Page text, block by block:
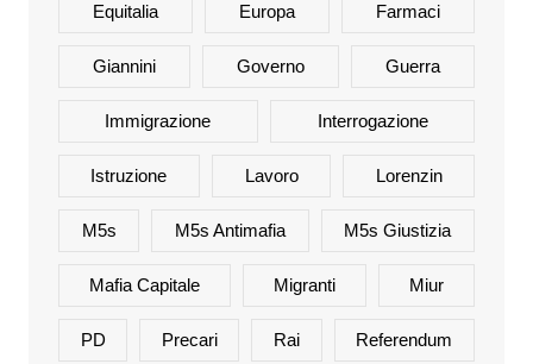
Equitalia Europa Farmaci
Giannini Governo Guerra
Immigrazione Interrogazione
Istruzione Lavoro Lorenzin
M5s M5s Antimafia M5s Giustizia
Mafia Capitale Migranti Miur
PD Precari Rai Referendum